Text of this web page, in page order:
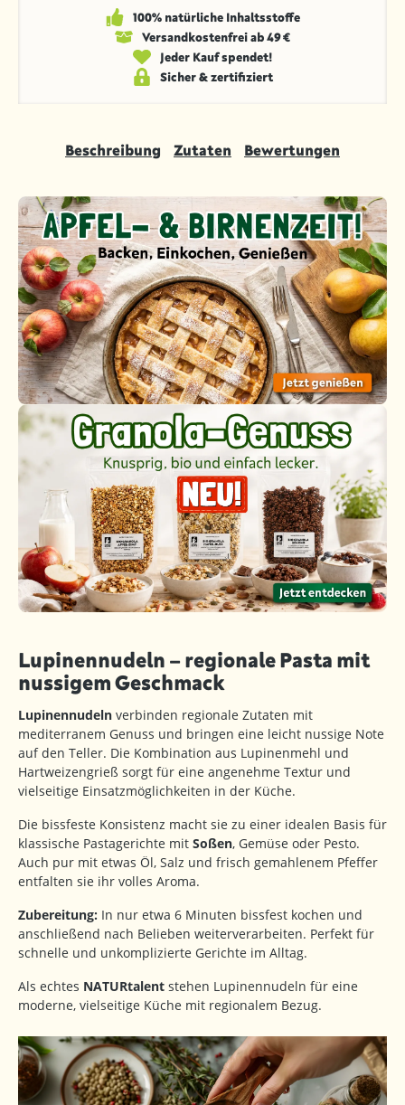
100% natürliche Inhaltsstoffe
Versandkosten­frei ab 49 €
Jeder Kauf spendet!
Sicher & zertifiziert
Beschreibung Zutaten Bewertungen
Lupinennudeln – regionale Pasta mit
nussigem Geschmack
Lupinennudeln verbinden regionale Zutaten mit
mediterranem Genuss und bringen eine leicht nussige Note
auf den Teller. Die Kombination aus Lupinenmehl und
Hartweizengrieß sorgt für eine angenehme Textur und
vielseitige Einsatzmöglichkeiten in der Küche.
Die bissfeste Konsistenz macht sie zu einer idealen Basis für
klassische Pastagerichte mit Soßen, Gemüse oder Pesto.
Auch pur mit etwas Öl, Salz und frisch gemahlenem Pfeffer
entfalten sie ihr volles Aroma.
Zubereitung: In nur etwa 6 Minuten bissfest kochen und
anschließend nach Belieben weiterverarbeiten. Perfekt für
schnelle und unkomplizierte Gerichte im Alltag.
Als echtes NATURtalent stehen Lupinennudeln für eine
moderne, vielseitige Küche mit regionalem Bezug.